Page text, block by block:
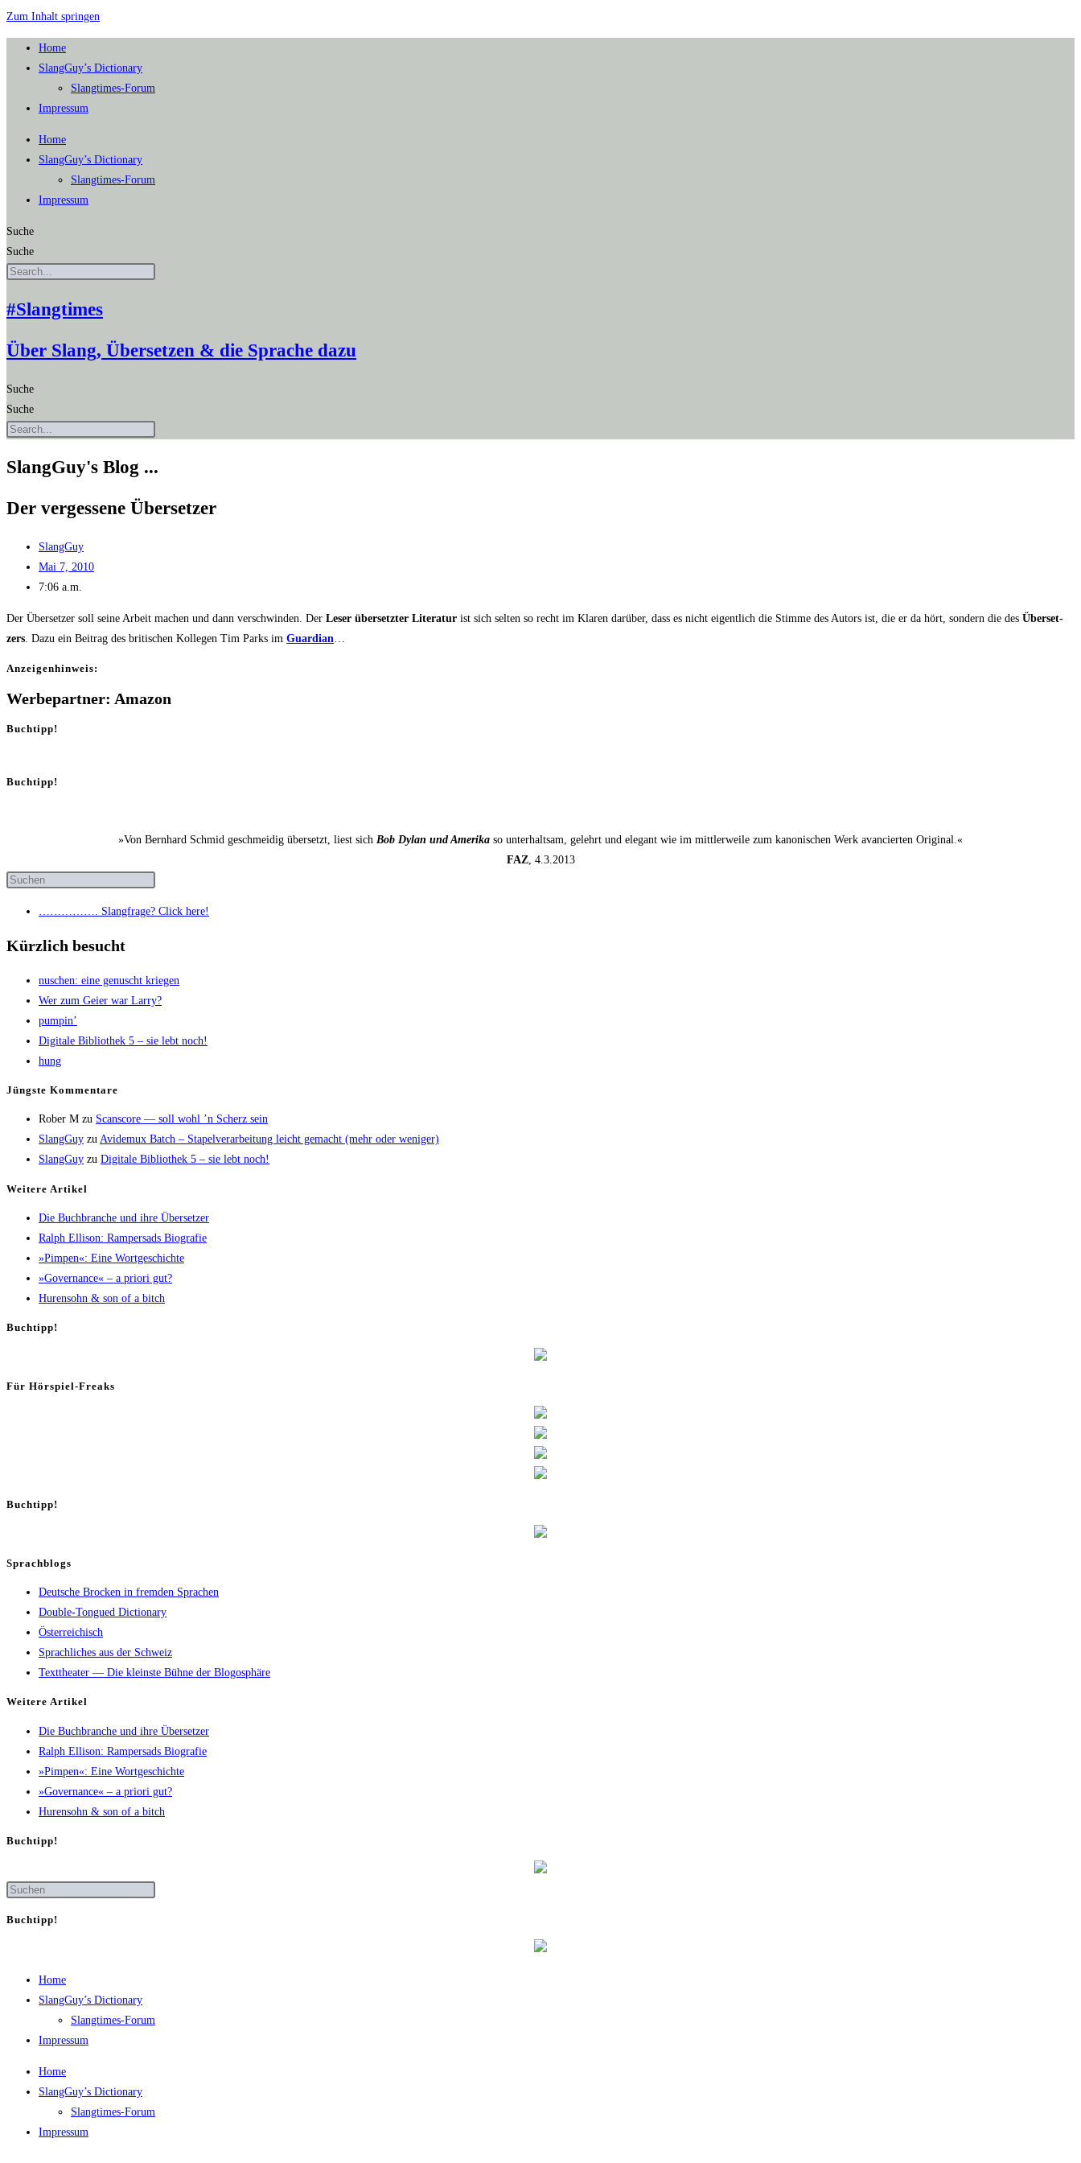
Zum Inhalt springen
Home
SlangGuy’s Dic­tion­a­ry
Slang­times-Forum
Impres­sum
Home
SlangGuy’s Dic­tion­a­ry
Slang­times-Forum
Impres­sum
Suche
Suche
#Slangtimes
Über Slang, Übersetzen & die Sprache dazu
Suche
Suche
SlangGuy's Blog ...
Der ver­ges­se­ne Übersetzer
SlangGuy
Mai 7, 2010
7:06 a.m.
Der Über­set­zer soll sei­ne Arbeit machen und dann ver­schwin­den. Der Leser über­setz­ter Lite­ra­tur ist sich sel­ten so recht im Kla­ren dar­über, dass es nicht eigent­lich die Stim­me des Autors ist, die er da hört, son­dern die des Über­set­
zers. Dazu ein Bei­trag des bri­ti­schen Kol­le­gen Tim Parks im Guar­di­an…
Anzei­gen­hin­weis:
Werbepartner: Amazon
Buchtipp!
Buchtipp!
»Von Bernhard Schmid geschmeidig übersetzt, liest sich Bob Dylan und Amerika so unterhaltsam, gelehrt und elegant wie im mittlerweile zum kanonischen Werk avancierten Original.«
FAZ, 4.3.2013
……………. Slang­fra­ge? Click here!
Kürzlich besucht
nuschen: eine genuscht kriegen
Wer zum Gei­er war Larry?
pum­pin’
Digi­ta­le Biblio­thek 5 – sie lebt noch!
hung
Jüngs­te Kommentare
Rober M zu Scans­core — soll wohl ’n Scherz sein
SlangGuy zu Avi­de­mux Batch – Sta­pel­ver­ar­bei­tung leicht gemacht (mehr oder weniger)
SlangGuy zu Digi­ta­le Biblio­thek 5 – sie lebt noch!
Wei­te­re Artikel
Die Buch­bran­che und ihre Übersetzer
Ralph Elli­son: Ram­pers­ads Biografie
»Pim­pen«: Eine Wortgeschichte
»Gover­nan­ce« – a prio­ri gut?
Huren­sohn & son of a bitch
Buch­tipp!
Für Hör­spiel-Freaks
Buch­tipp!
Sprachblogs
Deutsche Brocken in fremden Sprachen
Double-Tongued Dictionary
Österreichisch
Sprachliches aus der Schweiz
Texttheater — Die kleinste Bühne der Blogosphäre
Wei­te­re Artikel
Die Buch­bran­che und ihre Übersetzer
Ralph Elli­son: Ram­pers­ads Biografie
»Pim­pen«: Eine Wortgeschichte
»Gover­nan­ce« – a prio­ri gut?
Huren­sohn & son of a bitch
Buch­tipp!
Buch­tipp!
Home
SlangGuy’s Dic­tion­a­ry
Slang­times-Forum
Impres­sum
Home
SlangGuy’s Dic­tion­a­ry
Slang­times-Forum
Impres­sum